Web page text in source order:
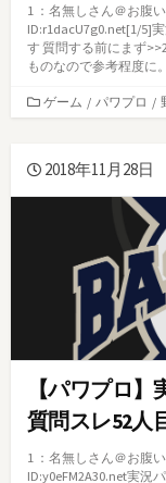
1 ：名無しさん＠お腹
ID:r1dacU7g0.net[1/5]
す 質問する前にまず
ものなので参考程度に
カ
テ
リ
ゲーム / パワプロ /
2018年11月28日
【パワプロ
質問スレ52人
1 ：名無しさん＠お腹
ID:y0eFM2A30.net実況